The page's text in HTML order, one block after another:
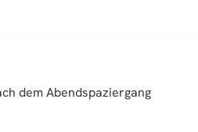
dem Abendspaziergang